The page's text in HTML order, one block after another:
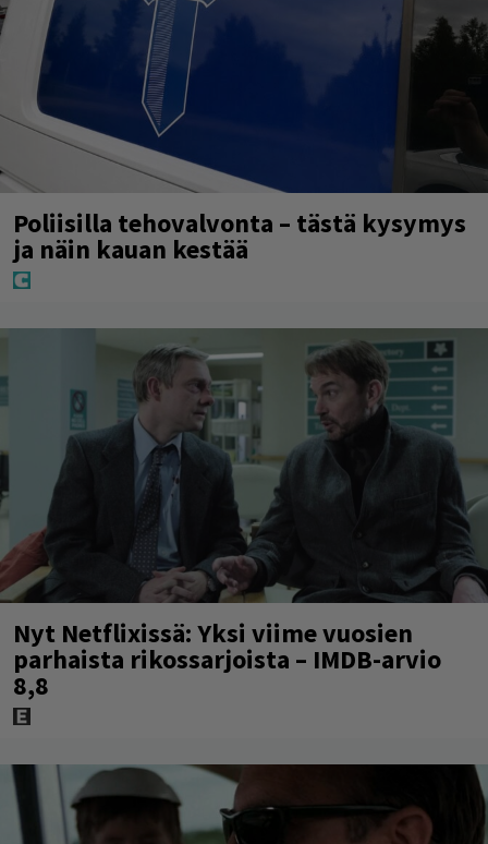
Poliisilla tehovalvonta – tästä kysymys
ja näin kauan kestää
Nyt Netflixissä: Yksi viime vuosien
parhaista rikossarjoista – IMDB-arvio
8,8